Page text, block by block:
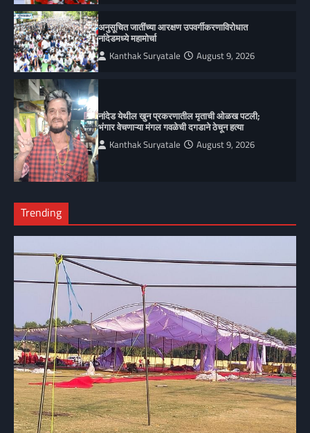
अनुसूचित जातींच्या आरक्षण उपवर्गीकरणाविरोधात
नांदेडमध्ये महामोर्चा
Kanthak Suryatale August 9, 2026
नांदेड येथील खुन प्रकरणातील मृताची ओळख पटली;
भंगार वेचणाऱ्या मंगल गवळेची दगडाने ठेचून हत्या
Kanthak Suryatale August 9, 2026
Trending